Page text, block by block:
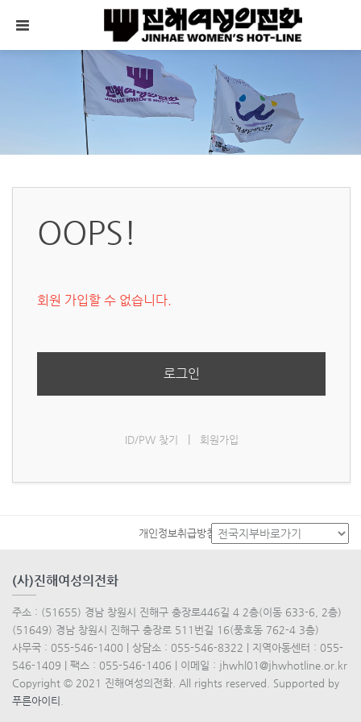
메뉴 건너뛰기
OOPS!
회원 가입할 수 없습니다.
로그인
ID/PW 찾기 회원가입
개인정보취급방침
(사)진해여성의전화
주소 : (51655) 경남 창원시 진해구 충장로446길 4 2층(이동 633-6, 2층)
(51649) 경남 창원시 진해구 충장로 511번길 16(풍호동 762-4 3층)
사무국 : 055-546-1400 | 상담소 : 055-546-8322 | 지역아동센터 : 055-
546-1409 | 팩스 : 055-546-1406 | 이메일 : jhwhl01@jhwhotline.or.kr
Copyright © 2021 진해여성의전화. All rights reserved. Supported by
푸른아이티